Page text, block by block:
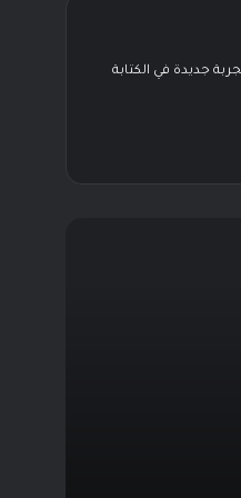
تجربة جديدة في الكتابة